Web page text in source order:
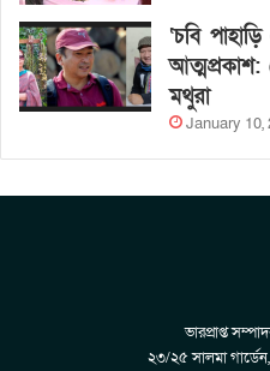
‘চবি
আত্মপ্রকাশ:
মথুরা
January 10,
ভারপ্রাপ্ত
২৩/২৫ সালমা